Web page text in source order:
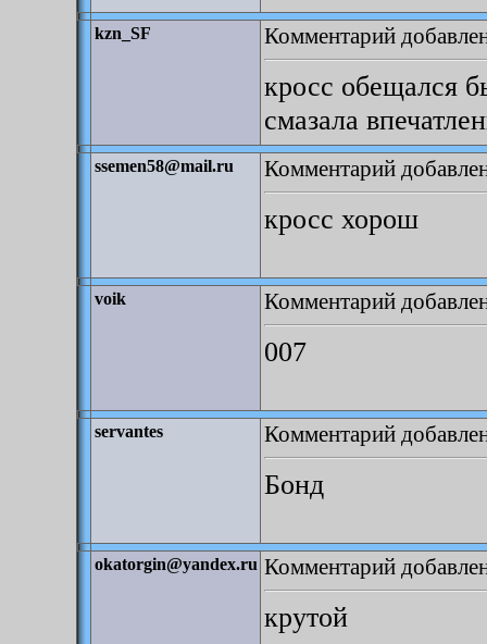
kzn_SF Комментарий
кросс обещался
смазала
ssemen58@mail.ru Комментарий
кросс хорош
voik Комментарий
007
servantes Комментарий
Бонд
okatorgin@yandex.ru Комментарий
крутой